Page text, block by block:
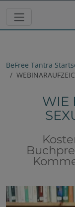
BeFree Tantra
WIE